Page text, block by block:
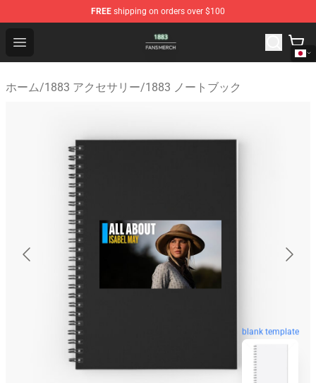
FREE shipping on orders over $100
Open menu
1883 Shop - Official 1883 Merchandise Store
ホーム/1883 アクセサリー/1883 ノートブック
blank template